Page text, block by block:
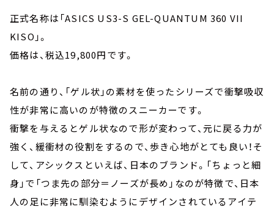
正式名称は「ASICS US3-S GEL-QUANTUM 360 VII
KISO」。
価格は、税込19,800円です。
名前の通り、「ゲル状」の素材を使ったシリーズで衝撃吸収
性が非常に高いのが特徴のスニーカーです。
衝撃を与えるとゲル状なので形が変わって、元に戻る力が
強く、緩衝材の役割をするので、歩き心地がとても良い！そ
して、アシックスといえば、日本のブランド。「ちょっと細
身」で「つま先の部分＝ノーズが長め」なのが特徴で、日本
人の足に非常に馴染むようにデザインされているアイテ